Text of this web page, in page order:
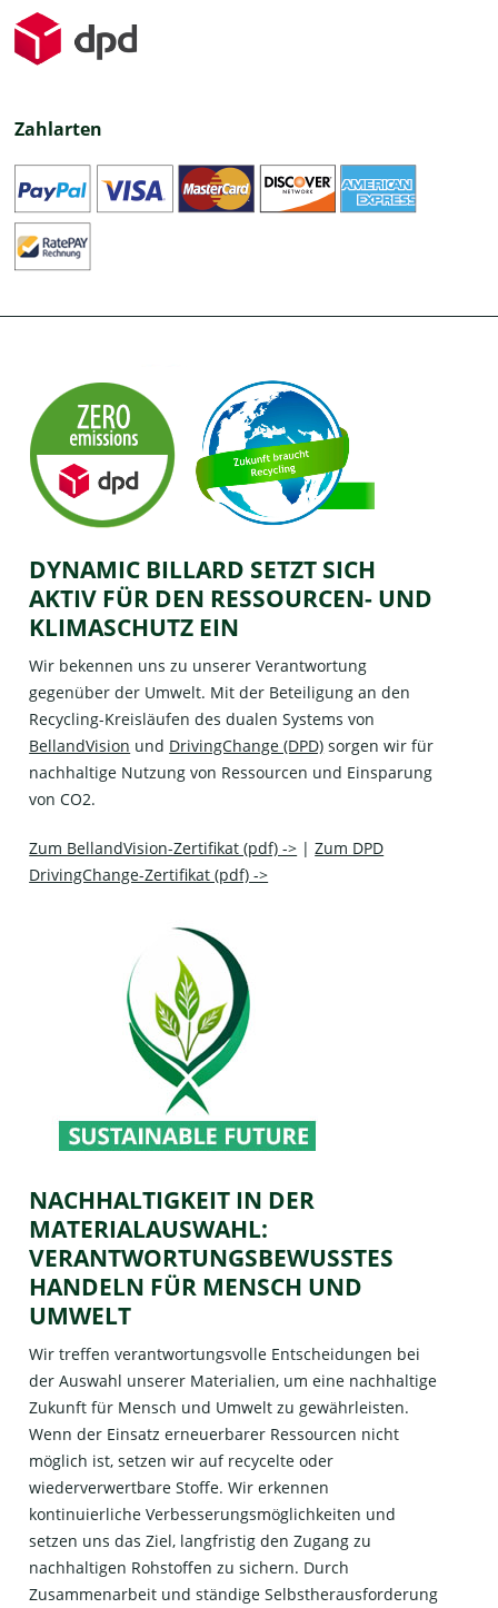
Zahlarten
DYNAMIC BILLARD SETZT SICH
AKTIV FÜR DEN RESSOURCEN- UND
KLIMASCHUTZ EIN
Wir bekennen uns zu unserer Verantwortung
gegenüber der Umwelt. Mit der Beteiligung an den
Recycling-Kreisläufen des dualen Systems von
BellandVision und DrivingChange (DPD) sorgen wir für
nachhaltige Nutzung von Ressourcen und Einsparung
von CO2.
Zum BellandVision-Zertifikat (pdf) -> |Zum DPD
DrivingChange-Zertifikat (pdf) ->
NACHHALTIGKEIT IN DER
MATERIALAUSWAHL:
VERANTWORTUNGSBEWUSSTES
HANDELN FÜR MENSCH UND
UMWELT
Wir treffen verantwortungsvolle Entscheidungen bei
der Auswahl unserer Materialien, um eine nachhaltige
Zukunft für Mensch und Umwelt zu gewährleisten.
Wenn der Einsatz erneuerbarer Ressourcen nicht
möglich ist, setzen wir auf recycelte oder
wiederverwertbare Stoffe. Wir erkennen
kontinuierliche Verbesserungsmöglichkeiten und
setzen uns das Ziel, langfristig den Zugang zu
nachhaltigen Rohstoffen zu sichern. Durch
Zusammenarbeit und ständige Selbstherausforderung